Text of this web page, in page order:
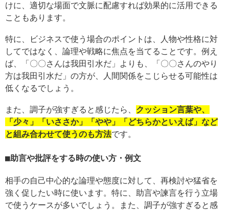
けに、適切な場面で文脈に配慮すれば効果的に活用できる
こともあります。
特に、ビジネスで使う場合のポイントは、人物や性格に対
してではなく、論理や戦略に焦点を当てることです。例え
ば、「〇〇さんは我田引水だ」よりも、「〇〇さんのやり
方は我田引水だ」の方が、人間関係をこじらせる可能性は
低くなるでしょう。
また、調子が強すぎると感じたら、 クッション言葉や、
「少々」「いささか」「やや」「どちらかといえば」など
と組み合わせて使うのも方法です。
助言や批評をする時の使い方・例文
相手の自己中心的な論理や態度に対して、再検討や猛省を
強く促したい時に使います。特に、助言や諫言を行う立場
で使うケースが多いでしょう。また、調子が強すぎると感